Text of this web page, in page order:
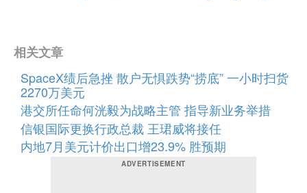
相关文章
SpaceX绩后急挫 散户无惧跌势“捞底” 一小时扫货
2270万美元
港交所任命何洸毅为战略主管 指导新业务举措
信银国际更换行政总裁 王珺威将接任
内地7月美元计价出口增23.9% 胜预期